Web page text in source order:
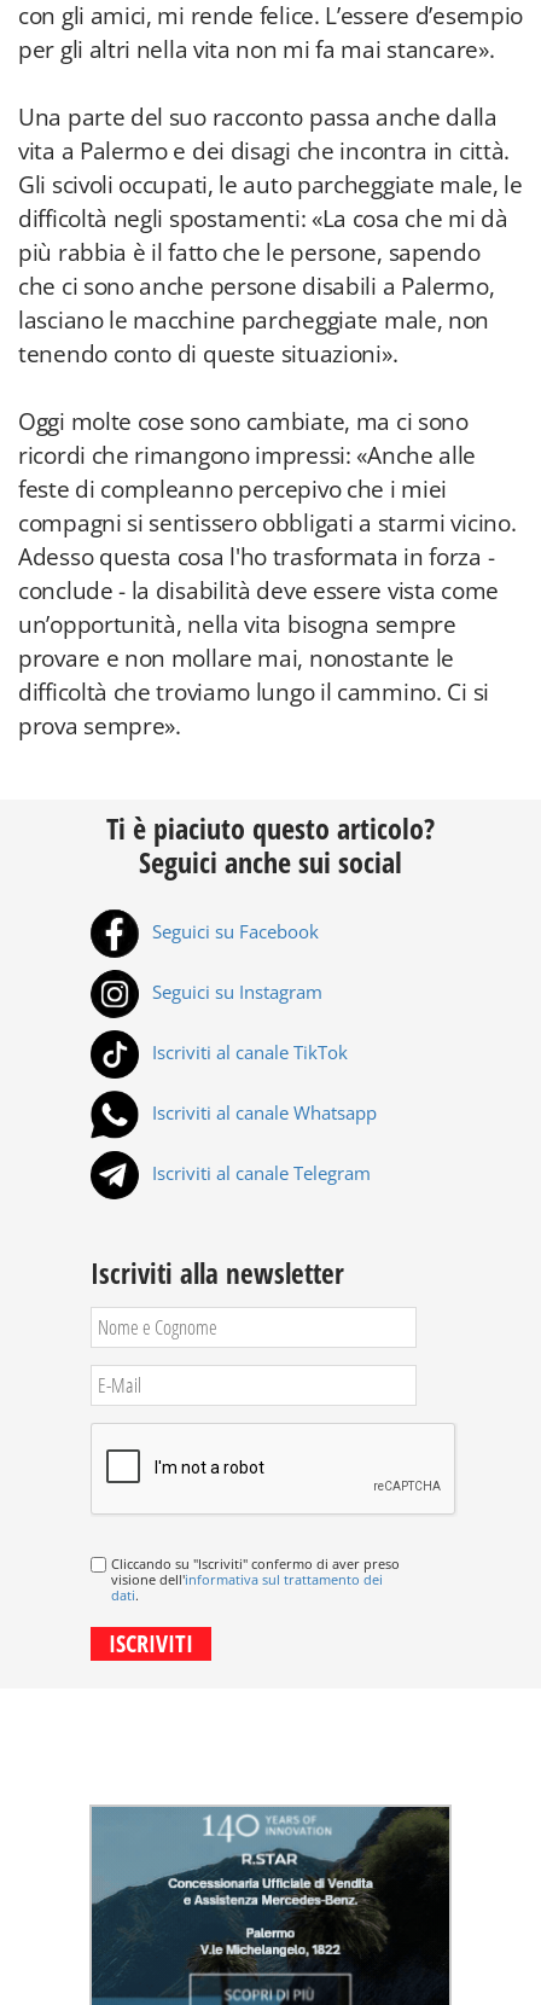
con gli amici, mi rende felice. L’essere d’esempio
per gli altri nella vita non mi fa mai stancare».
Una parte del suo racconto passa anche dalla
vita a Palermo e dei disagi che incontra in città.
Gli scivoli occupati, le auto parcheggiate male, le
difficoltà negli spostamenti: «La cosa che mi dà
più rabbia è il fatto che le persone, sapendo
che ci sono anche persone disabili a Palermo,
lasciano le macchine parcheggiate male, non
tenendo conto di queste situazioni».
Oggi molte cose sono cambiate, ma ci sono
ricordi che rimangono impressi: «Anche alle
feste di compleanno percepivo che i miei
compagni si sentissero obbligati a starmi vicino.
Adesso questa cosa l'ho trasformata in forza -
conclude - la disabilità deve essere vista come
un’opportunità, nella vita bisogna sempre
provare e non mollare mai, nonostante le
difficoltà che troviamo lungo il cammino. Ci si
prova sempre».
Ti è piaciuto questo articolo?
Seguici anche sui social
Seguici su Facebook
Seguici su Instagram
Iscriviti al canale TikTok
Iscriviti al canale Whatsapp
Iscriviti al canale Telegram
Iscriviti alla newsletter
Cliccando su "Iscriviti" confermo di aver preso
visione dell'informativa sul trattamento dei
dati.